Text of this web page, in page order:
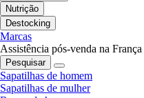
Nutrição
Destocking
Marcas
Assistência pós-venda na França
Pesquisar
Sapatilhas de homem
Sapatilhas de mulher